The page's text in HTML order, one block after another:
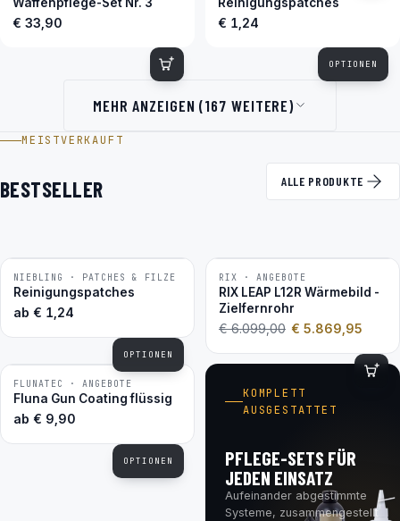
€ 33,90 € 1,24
OPTIONEN
MEHR ANZEIGEN (167 WEITERE)
MEISTVERKAUFT
BESTSELLER ALLE PRODUKTE
BESTSELLER
NIEBLING · PATCHES & FILZE
Reinigungspatches
ab € 1,24
OPTIONEN
−4 %
RIX · ANGEBOTE
RIX LEAP L12R Wärmebild -
Zielfernrohr
€6.099,00 € 5.869,95
BESTSELLER
FLUNATEC · ANGEBOTE
Fluna Gun Coating flüssig
ab € 9,90
OPTIONEN
KOMPLETT
AUSGESTATTET
PFLEGE-SETS FÜR
JEDEN EINSATZ
Aufeinander abgestimmte
Systeme, zusammengestellt